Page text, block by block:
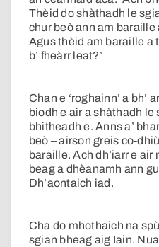
Thèid do shàthadh le
chur beò ann am baraille
Agus thèid am baraille a
b’ fheàrr leat?’
Chan e ‘roghainn’ a bh’
biodh e air a shàthadh le
bhitheadh e. Anns a’
beò – airson greis co-
baraille. Ach dh’iarr e
beag a dhèanamh ann
Dh’aontaich iad.
Cha do mhothaich na
sgian bheag aig Iain.